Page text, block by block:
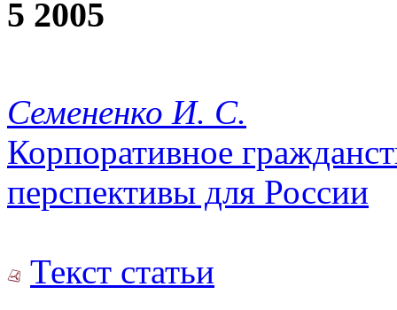
5 2005
Семененко И. С.
Корпоративное
перспективы для России
Текст статьи